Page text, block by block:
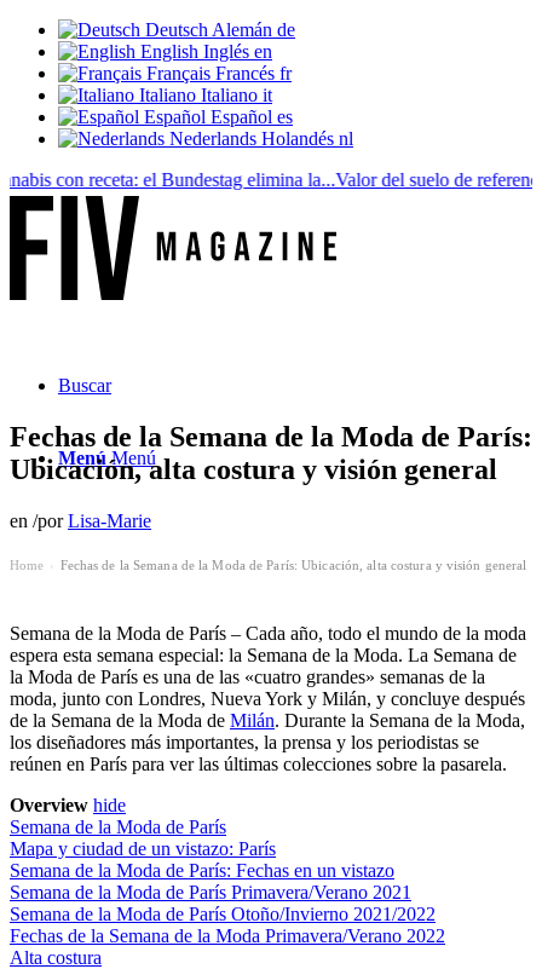
Deutsch Alemán de
English Inglés en
Français Francés fr
Italiano Italiano it
Español Español es
Nederlands Holandés nl
con receta: el Bundestag elimina la...Valor del suelo de referencia
Buscar
Menú Menú
Fechas de la Semana de la Moda de París:
Ubicación, alta costura y visión general
en /porLisa-Marie
Home Fechas de la Semana de la Moda de París: Ubicación, alta costura y visión general
Semana de la Moda de París – Cada año, todo el mundo de la moda
espera esta semana especial: la Semana de la Moda. La Semana de
la Moda de París es una de las «cuatro grandes» semanas de la
moda, junto con Londres, Nueva York y Milán, y concluye después
de la Semana de la Moda de Milán. Durante la Semana de la Moda,
los diseñadores más importantes, la prensa y los periodistas se
reúnen en París para ver las últimas colecciones sobre la pasarela.
Overview hide
Semana de la Moda de París
Mapa y ciudad de un vistazo: París
Semana de la Moda de París: Fechas en un vistazo
Semana de la Moda de París Primavera/Verano 2021
Semana de la Moda de París Otoño/Invierno 2021/2022
Fechas de la Semana de la Moda Primavera/Verano 2022
Alta costura